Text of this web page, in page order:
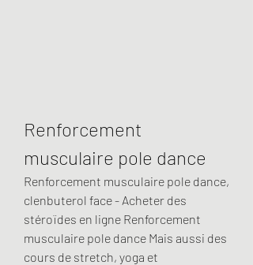
Renforcement
musculaire pole dance
Renforcement musculaire pole dance,
clenbuterol face - Acheter des
stéroïdes en ligne Renforcement
musculaire pole dance Mais aussi des
cours de stretch, yoga et